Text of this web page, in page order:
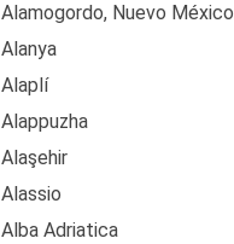
Alamogordo, Nuevo México
Alanya
Alaplí
Alappuzha
Alaşehir
Alassio
Alba Adriatica